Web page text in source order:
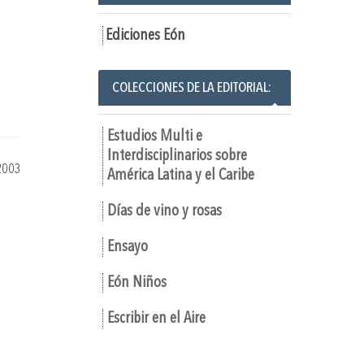
Ediciones Eón
COLECCIONES DE LA EDITORIAL:
Estudios Multi e
Interdisciplinarios sobre
América Latina y el Caribe
Días de vino y rosas
Ensayo
Eón Niños
Escribir en el Aire